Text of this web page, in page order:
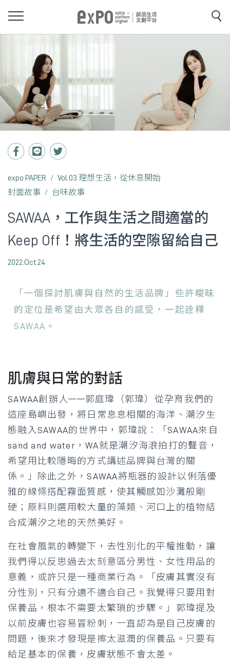
expo PAPER
Vol.03 理想生活，從休息開始
封面故事
台味故事
SAWAA，工作與生活之間適當的
Keep Off！將生活的空隙留給自己
2022.Oct.24
「一個探討肌膚與自然的生活品牌」些許曖昧
的定位是希望由大眾各自的感受，一起詮釋
SAWAA。
肌膚與日常的對話
SAWAA創辦人——郭庭瑋（郭瑋）從孕育我們的
這座島嶼出發，將日常息息相關的海洋、潮汐生
態融入SAWAA的世界中，郭瑋說：「SAWAA來自
sand and water，WA就是潮汐海浪拍打的聲音，
希望用比較隱晦的方式講述品牌與台灣的關
係。」除此之外，SAWAA將瓶器的設計以俐落優
雅的線條搭配霧面質感，使其觸感如沙灘般剛
硬；原料則選用較大量的藻類、河口上的植物結
合成潮汐之地的天然美好。
在社會風氣的轉變下，去性別化的平權推動，讓
我們得以反思過去太刻意區分男性、女性用品的
意義，或許只是一種商業行為。「皮膚其實沒有
分性別，只有分適不適合自己。我覺得只要用對
保養品，根本不需要太繁瑣的步驟。」郭瑋提及
以前皮膚也容易冒粉刺，一直認為是自己皮膚的
問題，後來才發現是擦太滋潤的保養品。只要有
給足基本的保養，皮膚狀態不會太差。